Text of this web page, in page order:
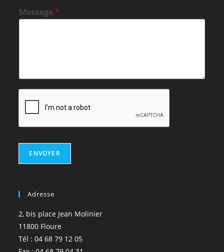
Message*
ENVOYER
Adresse
2, bis place Jean Molinier
11800 Floure
Tél : 04 68 79 12 05